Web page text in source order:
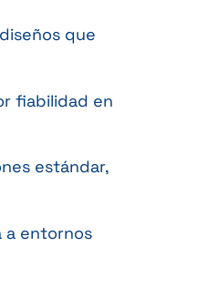
que
fiabilidad en
estándar,
a entornos